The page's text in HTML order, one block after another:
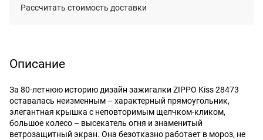
Рассчитать стоимость доставки
Описание
За 80-летнюю историю дизайн зажигалки ZIPPO Kiss 28473
оставалась неизменным – характерный прямоугольник,
элегантная крышка с неповторимым щелчком-кликом,
большое колесо – высекатель огня и знаменитый
ветрозащитный экран. Она безотказно работает в мороз, не